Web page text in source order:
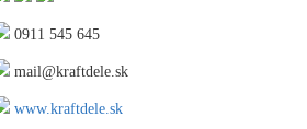
0911 545 645
mail@kraftdele.sk
www.kraftdele.sk